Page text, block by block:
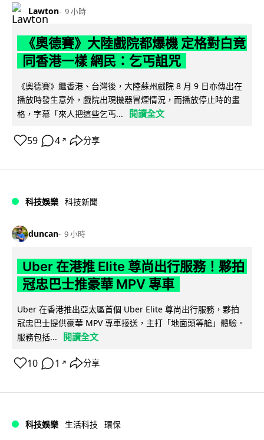
Lawton 9 小時
《奧德賽》大陸戲院都爆機 定格對白竟
同香港一樣 網民：乞丐詛咒
《奧德賽》繼香港、台灣後，大陸蘇州戲院 8 月 9 日亦傳出在
播放時發生意外，戲院出現機器冒煙情況，而播放停止時的畫
格，字幕「來人把這些乞丐...
閱讀全文
59 4 ↗ 分享
科技娛樂 科技新聞
duncan 9 小時
Uber 在港推 Elite 尊尚出行服務！夥拍
冠忠巴士推豪華 MPV 專車
Uber 在香港推出亞太區首個 Uber Elite 尊尚出行服務，夥拍
冠忠巴士提供豪華 MPV 專車接送，主打「地面頭等艙」體驗。
服務包括...
閱讀全文
10 1 ↗ 分享
科技娛樂 生活科技 環保